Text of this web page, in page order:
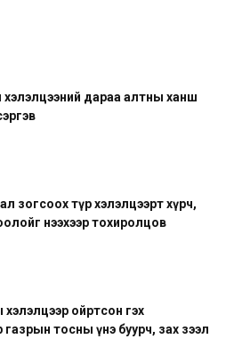
дараа алтны ханш
зогсоох түр хэлэлцээрт хүрч,
нээхээр тохиролцов
ойртсон гэх
газрын тосны үнэ буурч, зах зээл